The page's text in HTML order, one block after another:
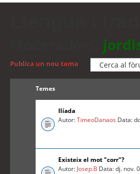
Publica un nou tema
Temes
Ilíada
Autor:TimeoDanaos Data:
Existeix el mot "corr"?
Autor: Josep.B Data: dj. nov.